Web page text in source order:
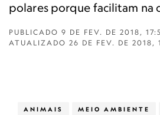
polares porque facilitam na
PUBLICADO 9 DE FEV. DE 2018,
ATUALIZADO 26 DE FEV. DE 2018,
ANIMAIS MEIO AMBIENTE